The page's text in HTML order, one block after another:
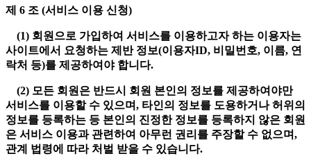
제 6 조 (서비스 이용 신청)
(1) 회원으로 가입하여 서비스를 이용하고자 하는 이용자는
사이트에서 요청하는 제반 정보(이용자ID, 비밀번호, 이름, 연
락처 등)를 제공하여야 합니다.
(2) 모든 회원은 반드시 회원 본인의 정보를 제공하여야만
서비스를 이용할 수 있으며, 타인의 정보를 도용하거나 허위의
정보를 등록하는 등 본인의 진정한 정보를 등록하지 않은 회원
은 서비스 이용과 관련하여 아무런 권리를 주장할 수 없으며,
관계 법령에 따라 처벌 받을 수 있습니다.